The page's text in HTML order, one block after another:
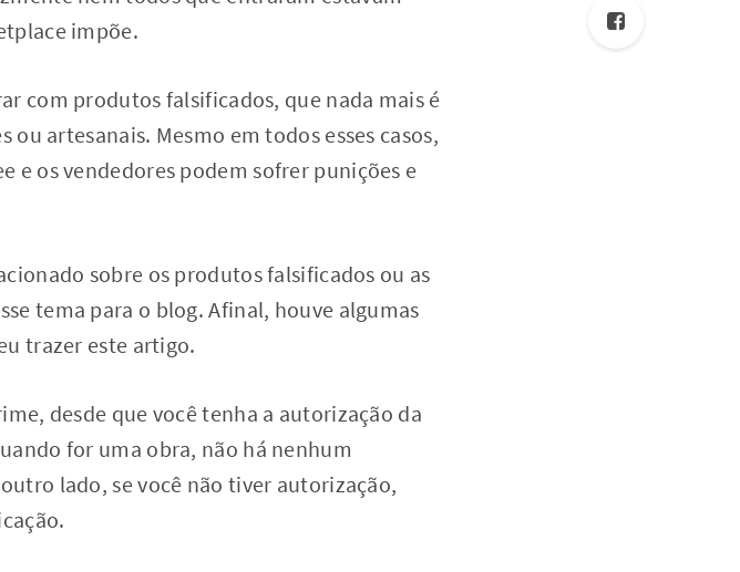
impõe.
com produtos falsificados, que nada mais é
artesanais. Mesmo em todos esses casos,
e os vendedores podem sofrer punições e
sobre os produtos falsificados ou as
tema para o blog. Afinal, houve algumas
trazer este artigo.
desde que você tenha a autorização da
for uma obra, não há nenhum
lado, se você não tiver autorização,